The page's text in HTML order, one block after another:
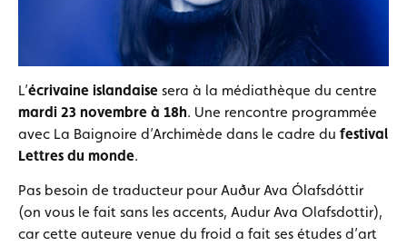
L’écrivaine islandaise sera à la médiathèque du centre
mardi 23 novembre à 18h. Une rencontre programmée
avec La Baignoire d’Archimède dans le cadre du festival
Lettres du monde.
Pas besoin de traducteur pour Auður Ava Ólafsdóttir
(on vous le fait sans les accents, Audur Ava Olafsdottir),
car cette auteure venue du froid a fait ses études d’art